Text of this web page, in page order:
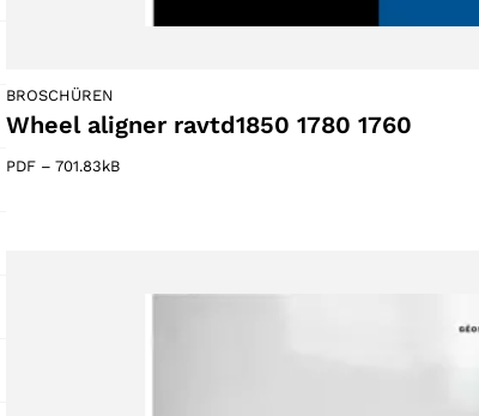
BROSCHÜREN
Wheel aligner ravtd1850 1780 1760
PDF – 701.83kB